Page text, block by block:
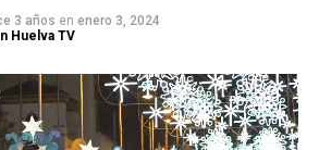
3 años en enero 3, 2024
Huelva TV